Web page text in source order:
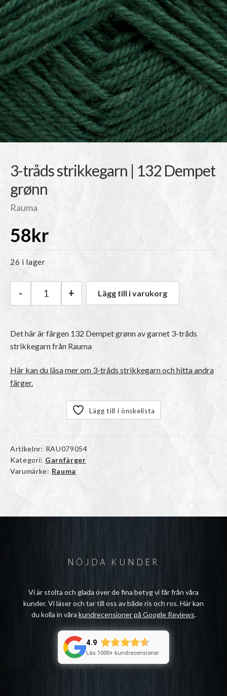
3-tråds strikkegarn | 132 Dempet
grønn
Rauma
58kr
26 i lager
Rauma 3-tråds strikkegarn | 132 Dempet grønn
- + Lägg till i varukorg
Det här är färgen 132 Dempet grønnav garnet 3-tråds
strikkegarnfrån Rauma
Här kan du läsa mer om 3-tråds strikkegarn och hitta andra
färger.
Lägg till i önskelista
Artikelnr: RAU079054
Kategori: Garnfärger
Varumärke: Rauma
NÖJDA KUNDER
Vi är stolta och glada över de fina betyg vi får från våra
kunder. Vi läser och tar till oss av både ris och ros. Här kan
du kolla in våra kundrecensioner på Google Reviews.
4.9
Läs 1000+ kundrecensioner